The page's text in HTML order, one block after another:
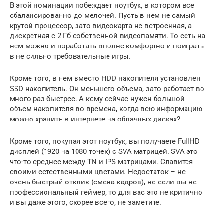
В этой номинации побеждает ноутбук, в котором все
сбалансированно до мелочей. Пусть в нем не самый
крутой процессор, зато видеокарта не встроенная, а
дискретная с 2 Гб собственной видеопамяти. То есть на
нем можно и поработать вполне комфортно и поиграть
в не сильно требовательные игры.
Кроме того, в нем вместо HDD накопителя установлен
SSD накопитель. Он меньшего объема, зато работает во
много раз быстрее. А кому сейчас нужен большой
объем накопителя во времена, когда всю информацию
можно хранить в интернете на облачных дисках?
Кроме того, покупая этот ноутбук, вы получаете FullHD
дисплей (1920 на 1080 точек) с SVA матрицей. SVA это
что-то среднее между TN и IPS матрицами. Славится
своими естественными цветами. Недостаток – не
очень быстрый отклик (смена кадров), но если вы не
профессиональный геймер, то для вас это не критично
и вы даже этого, скорее всего, не заметите.